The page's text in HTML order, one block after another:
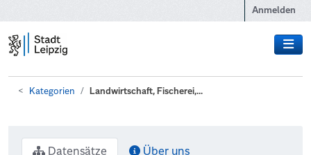
Anmelden
Kategorien Landwirtschaft, Fischerei,...
Datensätze Über uns